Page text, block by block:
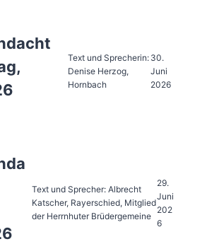
Text und Sprecherin:
Denise Herzog,
Hornbach
30.
Juni
2026
Text und Sprecher: Albrecht
Katscher, Rayerschied, Mitglied
der Herrnhuter Brüdergemeine
29.
Juni
202
6